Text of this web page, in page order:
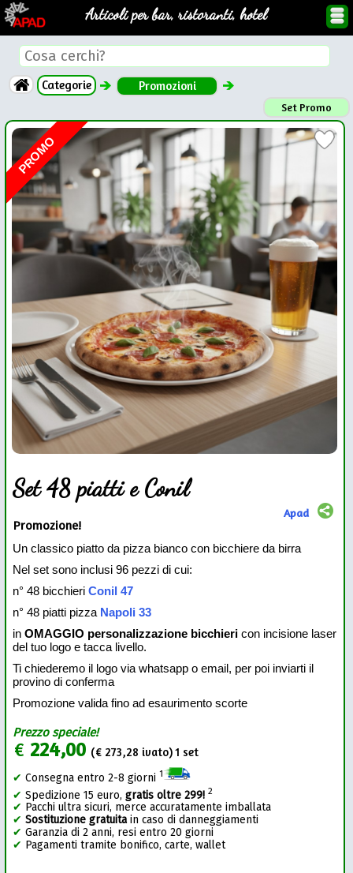
Articoli per bar, ristoranti, hotel
Categorie Promozioni
Set Promo
PROMO
Set 48 piatti e Conil
Apad
Promozione!
Un classico piatto da pizza bianco con bicchiere da birra
Nel set sono inclusi 96 pezzi di cui:
n° 48 bicchieriConil 47
n° 48 piatti pizza Napoli 33
inOMAGGIO personalizzazione bicchieri con incisione laser
del tuo logo e tacca livello.
Ti chiederemo il logo via whatsapp o email, per poi inviarti il
provino di conferma
Promozione valida fino ad esaurimento scorte
Prezzo speciale!
€ 224,00 (€ 273,28 ivato) 1 set
✔ Consegna entro 2-8 giorni 1
✔ Spedizione 15 euro,gratis oltre 299! 2
✔ Pacchi ultra sicuri, merce accuratamente imballata
✔ Sostituzione gratuitain caso di danneggiamenti
✔ Garanzia di 2 anni, resi entro 20 giorni
✔ Pagamenti tramite bonifico, carte, wallet